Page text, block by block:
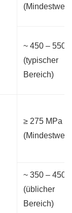
(Mindestwert)
~ 450 – 550
(typischer
Bereich)
≥ 275 MPa
(Mindestwert)
~ 350 – 450
(üblicher
Bereich)